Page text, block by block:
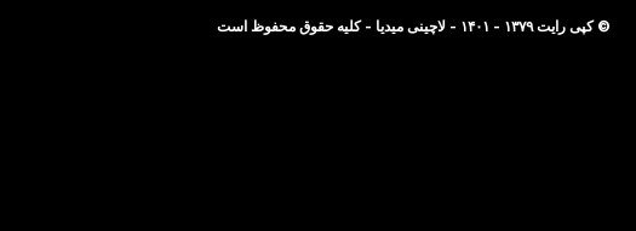
© کپی رایت ۱۳۷۹ - ۱۴۰۱ - لاچینی میدیا - کلیه حقوق محفوظ است